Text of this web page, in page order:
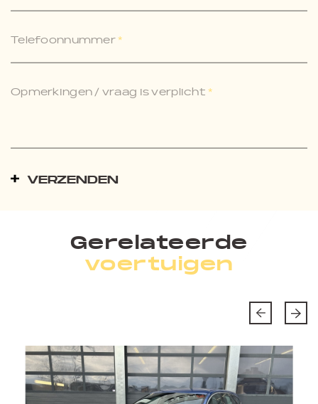
Telefoonnummer*
Opmerkingen / vraag is verplicht*
VERZENDEN
Gerelateerde
voertuigen